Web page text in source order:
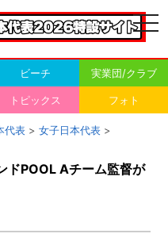
ビーチ 実業団/クラブ
トピックス フォト
代表 > 女子日本代表 >
ドPOOL Aチーム監督が